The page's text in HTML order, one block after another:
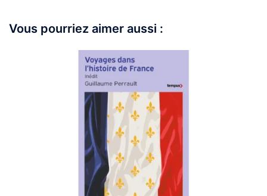
Vous pourriez aimer aussi :